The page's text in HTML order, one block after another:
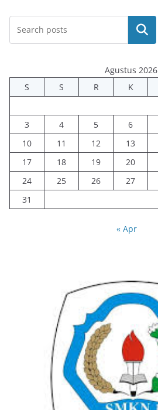
Cari
Agustus 2026
S
S R K
3
4 5 6
10
11 12 13
17
18 19 20
24
25 26 27
31
« Apr